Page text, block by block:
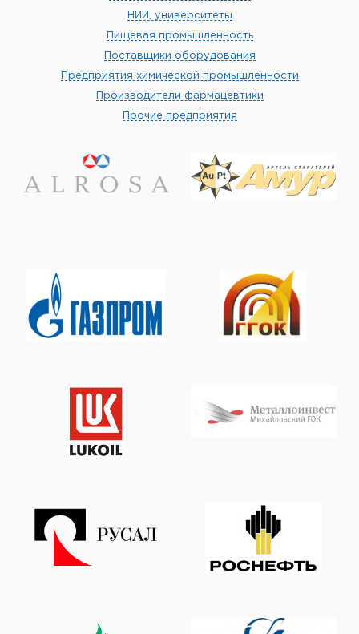
НИИ, университеты
Пищевая промышленность
Поставщики оборудования
Предприятия химической промышленности
Производители фармацевтики
Прочие предприятия